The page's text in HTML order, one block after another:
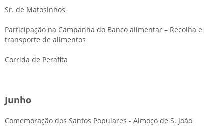
Sr. de Matosinhos
Participação na Campanha do Banco alimentar – Recolha e
transporte de alimentos
Corrida de Perafita
Junho
Comemoração dos Santos Populares - Almoço de S. João